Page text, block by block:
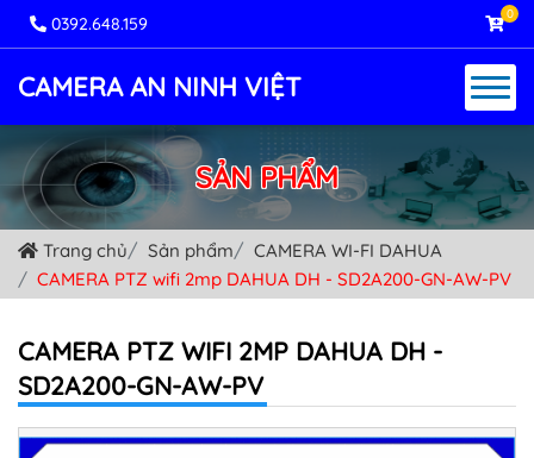
0392.648.159 0
CAMERA AN NINH VIỆT
SẢN PHẨM
Trang chủ Sản phẩm
CAMERA WI-FI DAHUA
CAMERA PTZ wifi 2mp DAHUA DH - SD2A200-GN-AW-PV
CAMERA PTZ WIFI 2MP DAHUA DH -
SD2A200-GN-AW-PV